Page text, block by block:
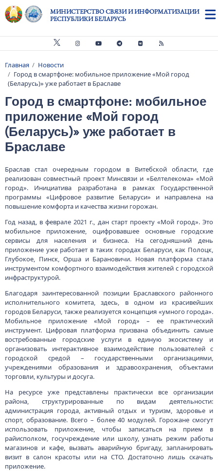
Перейти к основному содержанию
МИНИСТЕРСТВО СВЯЗИ И ИНФОРМАТИЗАЦИИ
РЕСПУБЛИКИ БЕЛАРУСЬ
Строка навигации
Главная
Новости
Город в смартфоне: мобильное приложение «Мой город
(Беларусь)» уже работает в Браславе
Город в смартфоне: мобильное
приложение «Мой город
(Беларусь)» уже работает в
Браславе
Браслав стал очередным городом в Витебской области, где
реализован совместный проект Минсвязи и «Белтелекома» «Мой
город». Инициатива разработана в рамках Государственной
программы «Цифровое развитие Беларуси» и направлена на
повышение комфорта и качества жизни горожан.
Год назад, в феврале 2021 г., дан старт проекту «Мой город». Это
мобильное приложение, оцифровавшее основные городские
сервисы для населения и бизнеса. На сегодняшний день
приложение уже работает в таких городах Беларуси, как Полоцк,
Глубокое, Пинск, Орша и Барановичи. Новая платформа стала
инструментом комфортного взаимодействия жителей с городской
инфраструктурой.
Благодаря заинтересованной позиции Браславского районного
исполнительного комитета, здесь, в одном из красивейших
городов Беларуси, также реализуется концепция «умного города».
Мобильное приложение «Мой город» – ее практический
инструмент. Цифровая платформа призвана объединить самые
востребованные городские услуги в единую экосистему и
организовать интерактивное взаимодействие пользователей с
городской средой – государственными организациями,
учреждениями образования и здравоохранения, объектами
торговли, культуры и досуга.
На ресурсе уже представлены практически все организации
района, структурированные по видам деятельности:
администрация города, активный отдых и туризм, здоровье и
спорт, образование. Всего – более 40 модулей. Горожане смогут
использовать приложение, чтобы записаться на прием в
райисполком, госучреждение или школу, узнать режим работы
магазинов и кафе, вызвать аварийную бригаду, запланировать
визит в салон красоты или на СТО. Достаточно лишь скачать
приложение.